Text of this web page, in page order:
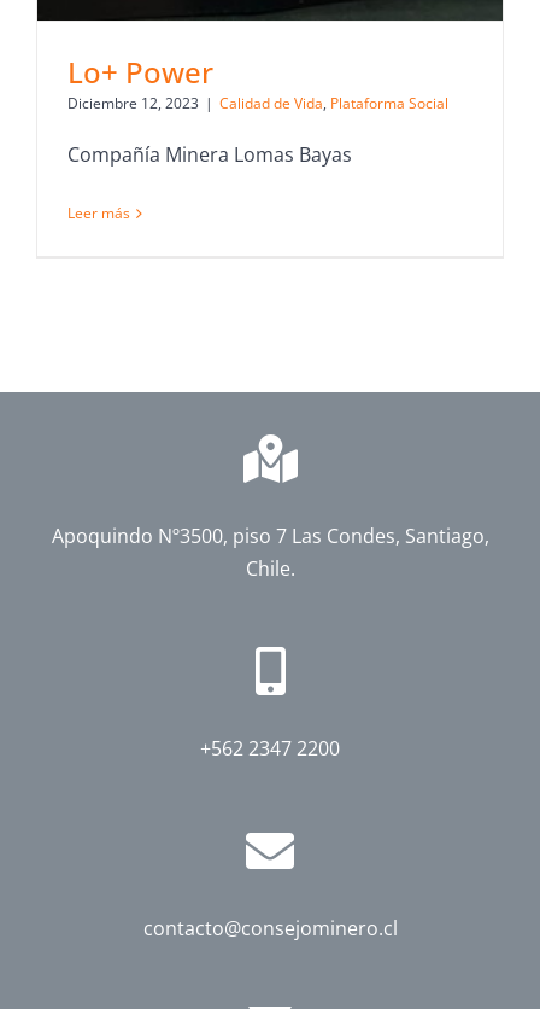
Lo+ Power
Diciembre 12, 2023 | Calidad de Vida, Plataforma Social
Compañía Minera Lomas Bayas
Leer más
Apoquindo Nº3500, piso 7 Las Condes, Santiago,
Chile.
+562 2347 2200
contacto@consejominero.cl